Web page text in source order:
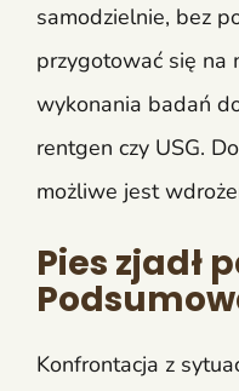
samodzielnie, bez
przygotować się na
wykonania badań
rentgen czy USG.
możliwe jest
Pies zjadł
Konfrontacja z